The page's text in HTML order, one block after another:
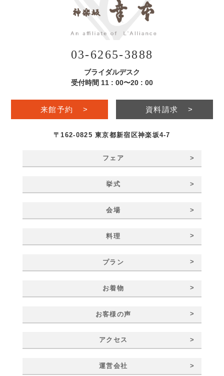
03-6265-3888
ブライダルデスク
受付時間 11 : 00〜20 : 00
来館予約 > 資料請求 >
〒162-0825 東京都新宿区神楽坂4-7
フェア >
挙式 >
会場 >
料理 >
プラン >
お着物 >
お客様の声 >
アクセス >
運営会社 >